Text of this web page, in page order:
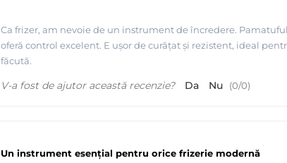
Ca frizer, am nevoie de un instrument de încredere.
oferă control excelent. E ușor de curățat și rezistent, ideal
făcută.
V-a fost de ajutor această recenzie? Da Nu (0/0)
Un instrument esențial pentru orice frizerie modernă